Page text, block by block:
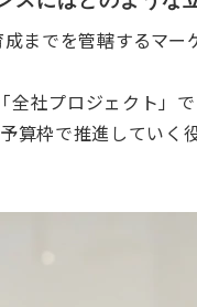
でを管轄するマー
社プロジェクト」
算枠で推進していく